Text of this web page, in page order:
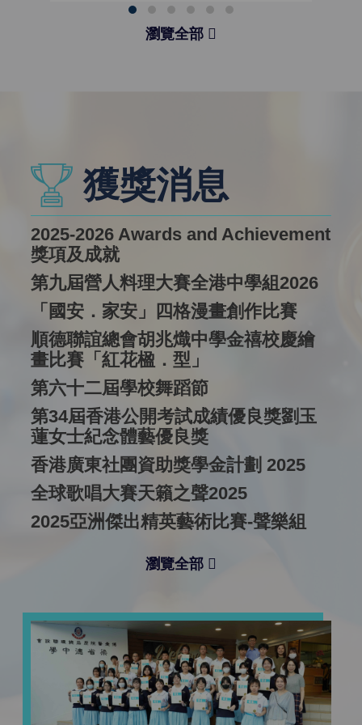
瀏覽全部
獲獎消息
2025-2026 Awards and Achievement
獎項及成就
第九屆營人料理大賽全港中學組2026
「國安．家安」四格漫畫創作比賽
順德聯誼總會胡兆熾中學金禧校慶繪
畫比賽「紅花楹．型」
第六十二屆學校舞蹈節
第34屆香港公開考試成績優良獎劉玉
蓮女士紀念體藝優良獎
香港廣東社團資助獎學金計劃 2025
全球歌唱大賽天籟之聲2025
2025亞洲傑出精英藝術比賽-聲樂組
瀏覽全部